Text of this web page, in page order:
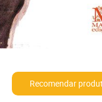
Recomendar